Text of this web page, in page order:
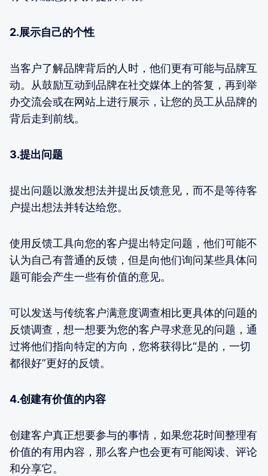
2.展示自己的个性
当客户了解品牌背后的人时，他们更有可能与品牌互
动。从鼓励互动到品牌在社交媒体上的答复，再到举
办交流会或在网站上进行展示，让您的员工从品牌的
背后走到前线。
3.提出问题
提出问题以激发想法并提出反馈意见，而不是等待客
户提出想法并转达给您。
使用反馈工具向您的客户提出特定问题，他们可能不
认为自己有普通的反馈，但是向他们询问某些具体问
题可能会产生一些有价值的意见。
可以发送与传统客户满意度调查相比更具体的问题的
反馈调查，想一想要为您的客户寻求意见的问题，通
过将他们指向特定的方向，您将获得比“是的，一切
都很好”更好的反馈。
4.创建有价值的内容
创建客户真正想要参与的事情，如果您花时间整理有
价值的有用内容，那么客户也会更有可能阅读、评论
和分享它。